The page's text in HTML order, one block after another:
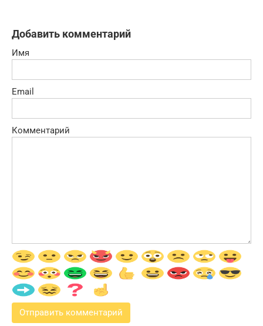
Добавить комментарий
Имя
Email
Комментарий